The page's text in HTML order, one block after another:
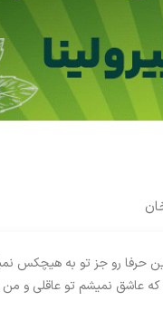
حرفا رو جز تو به هیچکس
عاشق نمیشم تو عاقلی و من